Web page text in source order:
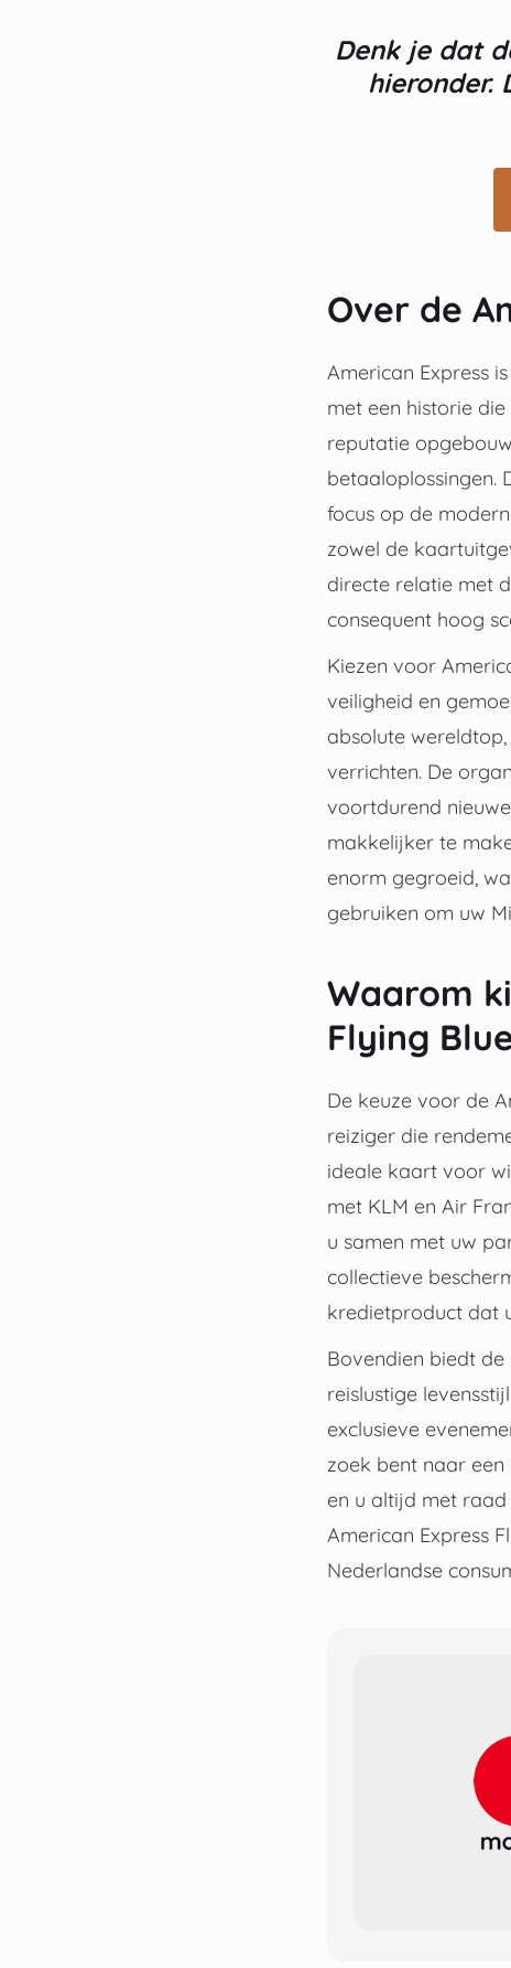
Denk je dat
hieronder.
Over de
American Express
met een historie
reputatie
betaaloplossingen.
focus op de
zowel de
directe relatie met
consequent hoog
Kiezen voor
veiligheid en
absolute
verrichten. De
voortdurend
makkelijker te
enorm gegroeid,
gebruiken om uw
Waarom
Flying
De keuze voor de
reiziger die
ideale kaart voor
met KLM en Air
u samen met uw
collectieve
kredietproduct dat
Bovendien biedt
reislustige
exclusieve
zoek bent naar
en u altijd met
American Express
Nederlandse